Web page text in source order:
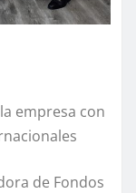
empresa con
de Fondos